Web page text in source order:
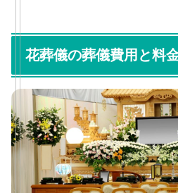
花葬儀の葬儀費用と料